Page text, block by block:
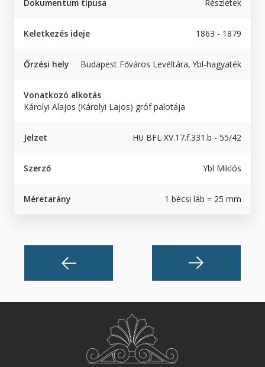
Dokumentum típusa Részletek
Keletkezés ideje 1863 - 1879
Őrzési hely Budapest Főváros Levéltára, Ybl-hagyaték
Vonatkozó alkotás
Károlyi Alajos (Károlyi Lajos) gróf palotája
Jelzet HU BFL XV.17.f.331.b - 55/42
Szerző Ybl Miklós
Méretarány 1 bécsi láb = 25 mm